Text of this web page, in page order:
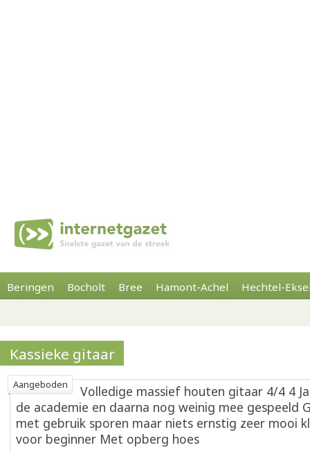
Beringen Bocholt Bree Hamont-Achel Hechtel-
Kassieke gitaar
Aangeboden
Volledige massief houten gitaar 4/4 4
de academie en daarna nog weinig mee gespeeld
met gebruik sporen maar niets ernstig zeer mooi
voor beginner Met opberg hoes